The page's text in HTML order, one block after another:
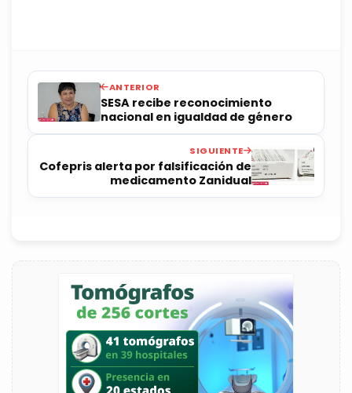
ANTERIOR
SESA recibe reconocimiento
nacional en igualdad de género
SIGUIENTE
Cofepris alerta por falsificación de
medicamento Zanidual